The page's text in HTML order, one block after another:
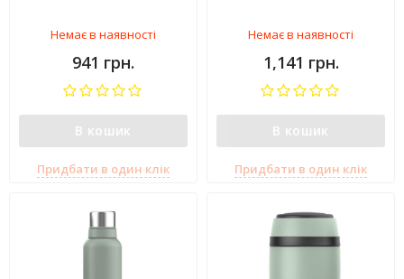
Немає в наявності
941 грн.
В кошик
Придбати в один клік
Немає в наявності
1,141 грн.
В кошик
Придбати в один клік